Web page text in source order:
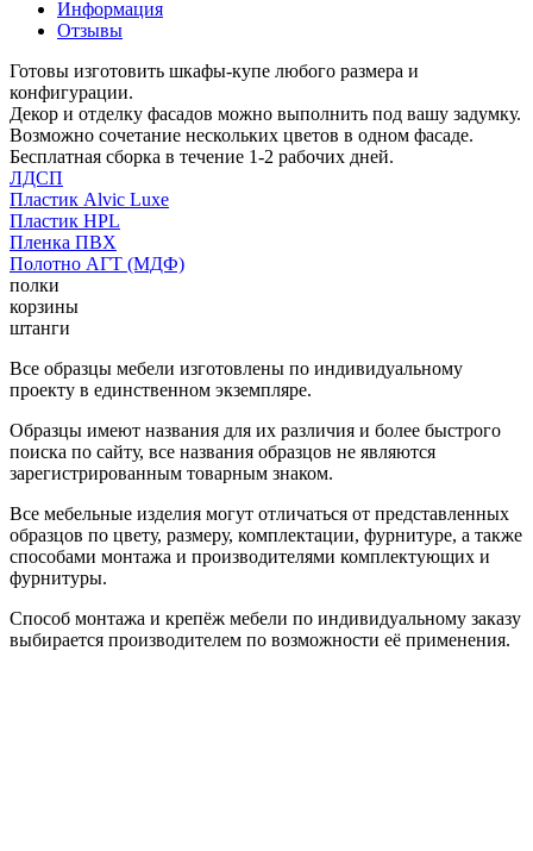
Информация
Отзывы
Готовы изготовить шкафы-купе любого размера и
конфигурации.
Декор и отделку фасадов можно выполнить под вашу задумку.
Возможно сочетание нескольких цветов в одном фасаде.
Бесплатная сборка в течение 1-2 рабочих дней.
ЛДСП
Пластик Alvic Luxe
Пластик HPL
Пленка ПВХ
Полотно АГТ (МДФ)
полки
корзины
штанги
Все образцы мебели изготовлены по индивидуальному
проекту в единственном экземпляре.
Образцы имеют названия для их различия и более быстрого
поиска по сайту, все названия образцов не являются
зарегистрированным товарным знаком.
Все мебельные изделия могут отличаться от представленных
образцов по цвету, размеру, комплектации, фурнитуре, а также
способами монтажа и производителями комплектующих и
фурнитуры.
Способ монтажа и крепёж мебели по индивидуальному заказу
выбирается производителем по возможности её применения.